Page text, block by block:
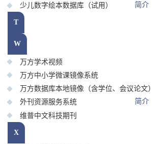
少儿数字绘本数据库（试用） 简介
T
W
万方学术视频
万方中小学微课镜像系统
万方数据库本地镜像（含学位、会议论文）
外刊资源服务系统
简介
维普中文科技期刊
X